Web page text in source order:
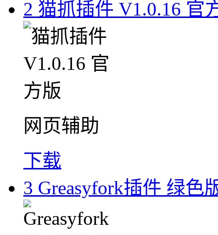
2 猫抓插件 V1.0.16 官
网页辅助
下载
3 Greasyfork插件 绿色